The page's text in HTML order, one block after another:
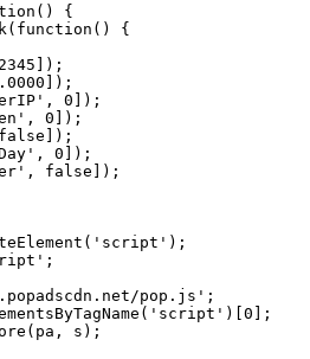
{
{
0]);
0]);
0]);
false]);
pop.js';
s);